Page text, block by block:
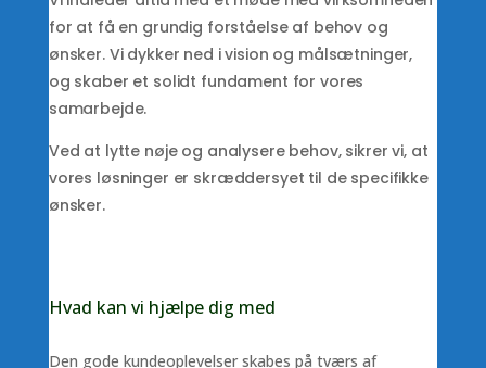
for at få en grundig forståelse af behov og
ønsker. Vi dykker ned i vision og målsætninger,
og skaber et solidt fundament for vores
samarbejde.
Ved at lytte nøje og analysere behov, sikrer vi, at
vores løsninger er skræddersyet til de specifikke
ønsker.
Hvad kan vi hjælpe dig med
Den gode kundeoplevelser skabes på tværs af